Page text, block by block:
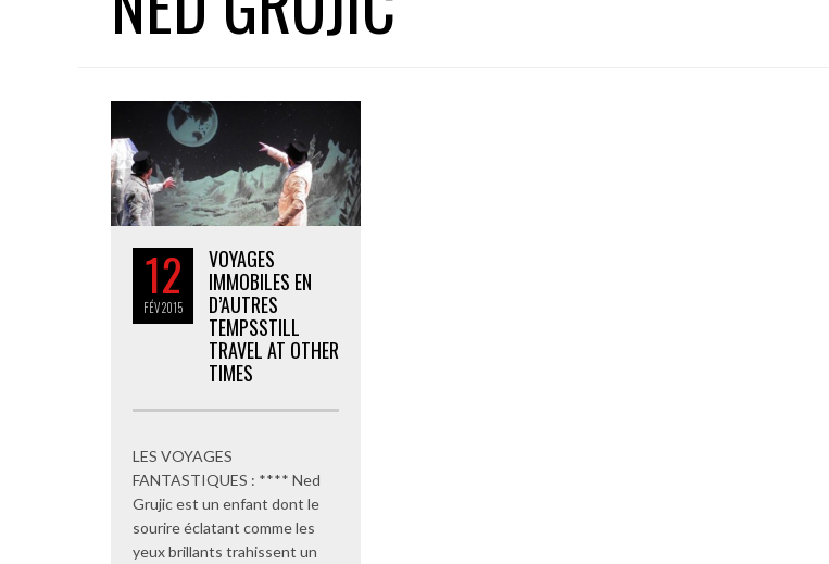
12
FÉV2015
VOYAGES
IMMOBILES EN
D’AUTRES
TEMPSSTILL
TRAVEL AT OTHER
TIMES
LES VOYAGES
FANTASTIQUES : **** Ned
Grujic est un enfant dont le
sourire éclatant comme les
yeux brillants trahissent un